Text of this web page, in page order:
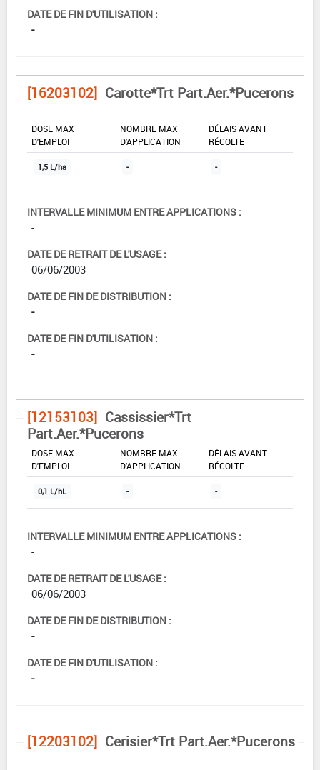
DATE DE FIN D'UTILISATION :
-
[16203102] Carotte*Trt Part.Aer.*Pucerons
DOSE MAX
D'EMPLOI
NOMBRE MAX
D'APPLICATION
DÉLAIS AVANT
RÉCOLTE
1,5 L/ha - -
INTERVALLE MINIMUM ENTRE APPLICATIONS :
-
DATE DE RETRAIT DE L'USAGE :
06/06/2003
DATE DE FIN DE DISTRIBUTION :
-
DATE DE FIN D'UTILISATION :
-
[12153103] Cassissier*Trt
Part.Aer.*Pucerons
DOSE MAX
D'EMPLOI
NOMBRE MAX
D'APPLICATION
DÉLAIS AVANT
RÉCOLTE
0,1 L/hL - -
INTERVALLE MINIMUM ENTRE APPLICATIONS :
-
DATE DE RETRAIT DE L'USAGE :
06/06/2003
DATE DE FIN DE DISTRIBUTION :
-
DATE DE FIN D'UTILISATION :
-
[12203102] Cerisier*Trt Part.Aer.*Pucerons